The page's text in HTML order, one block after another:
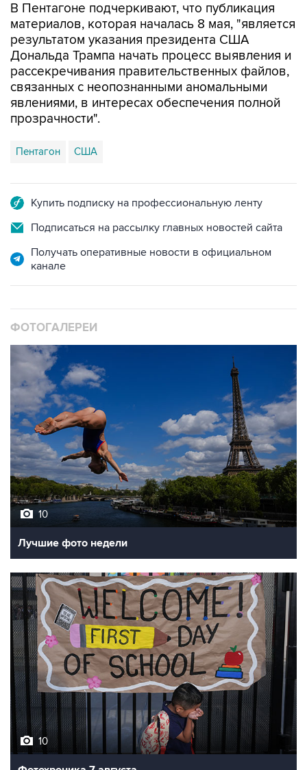
В Пентагоне подчеркивают, что публикация
материалов, которая началась 8 мая, "является
результатом указания президента США
Дональда Трампа начать процесс выявления и
рассекречивания правительственных файлов,
связанных с неопознанными аномальными
явлениями, в интересах обеспечения полной
прозрачности".
Пентагон США
Купить подписку на профессиональную ленту
Подписаться на рассылку главных новостей сайта
Получать оперативные новости в официальном
канале
ФОТОГАЛЕРЕИ
10
Лучшие фото недели
10